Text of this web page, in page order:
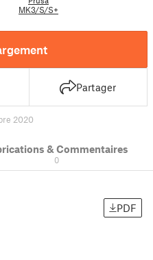
MK3/S/S+
Partager
2020
& Commentaires
0
PDF